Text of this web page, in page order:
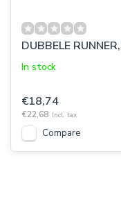
DUBBELE
In stock
€18,74
€22,68 Incl. tax
Compare